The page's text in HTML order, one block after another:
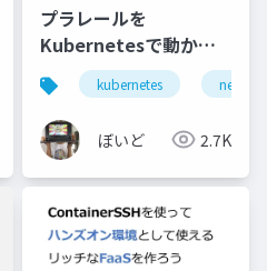
ambient mdash
プラレールを
Kubernetesで動かそ
う！
kubernetes
ぼいど 2.7K